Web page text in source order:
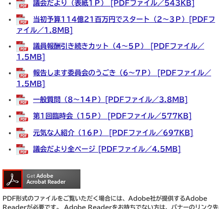
議会だより（表紙1Ｐ） [PDFファイル／543KB]
当初予算114億21百万円でスタート（2～3Ｐ）[PDFフ
ァイル／1.8MB]
議員報酬引き続きカット（4～5Ｐ） [PDFファイル／
1.5MB]
報告します委員会のうごき（6～7Ｐ） [PDFファイル／
1.5MB]
一般質問（8～14Ｐ）[PDFファイル／3.8MB]
第1回臨時会（15Ｐ） [PDFファイル／577KB]
元気な人紹介（16Ｐ） [PDFファイル／697KB]
議会だより全ページ [PDFファイル／4.5MB]
PDF形式のファイルをご覧いただく場合には、Adobe社が提供するAdobe
Readerが必要です。
Adobe Readerをお持ちでない方は、バナーのリンク先